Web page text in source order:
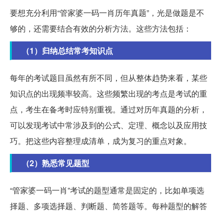
要想充分利用“管家婆一码一肖历年真题”，光是做题是不
够的，还需要结合有效的分析方法。这些方法包括：
（1）归纳总结常考知识点
每年的考试题目虽然有所不同，但从整体趋势来看，某些
知识点的出现频率较高。这些频繁出现的考点是考试的重
点，考生在备考时应特别重视。通过对历年真题的分析，
可以发现考试中常涉及到的公式、定理、概念以及应用技
巧。把这些内容整理成清单，成为复习的重点对象。
（2）熟悉常见题型
“管家婆一码一肖”考试的题型通常是固定的，比如单项选
择题、多项选择题、判断题、简答题等。每种题型的解答